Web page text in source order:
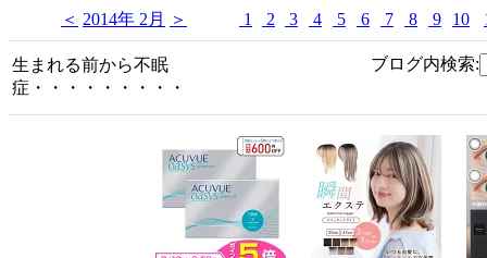
＜ 2014年 2月 ＞ 1 2 3 4 5 6 7 8 9 10
生まれる前から不眠
症・・・・・・・・・
ブログ内検索: